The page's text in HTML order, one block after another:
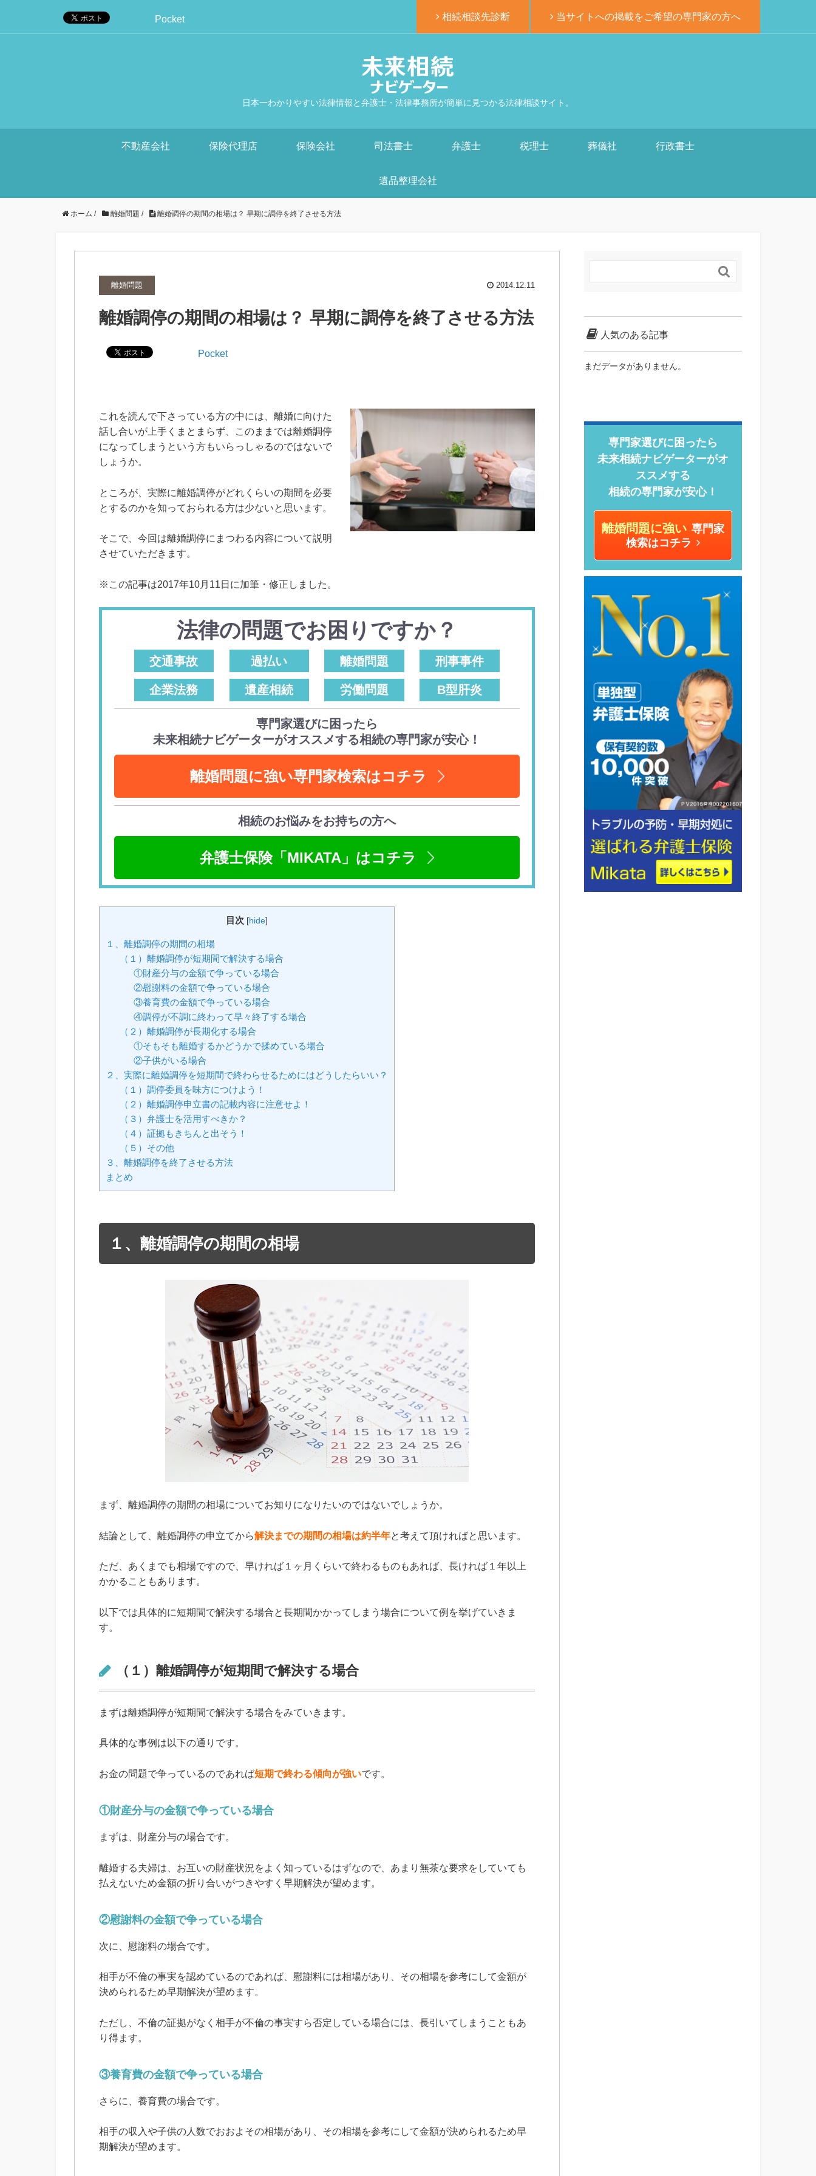
相続相談先診断 当サイトへの掲載をご希望の専門家の方へ
Pocket
日本一わかりやすい法律情報と弁護士・法律事務所が簡単に見つかる法律相談サイト。
不動産会社 保険代理店 保険会社 司法書士 弁護士 税理士 葬儀社 行政書士
遺品整理会社
ホーム / 離婚問題 / 離婚調停の期間の相場は？ 早期に調停を終了させる方法
離婚問題 2014.12.11
離婚調停の期間の相場は？ 早期に調停を終了させる方法
Pocket
これを読んで下さっている方の中には、離婚に向けた
話し合いが上手くまとまらず、このままでは離婚調停
になってしまうという方もいらっしゃるのではないで
しょうか。
ところが、実際に離婚調停がどれくらいの期間を必要
とするのかを知っておられる方は少ないと思います。
そこで、今回は離婚調停にまつわる内容について説明
させていただきます。
※ この記事は2017年10月 11 日に加筆・修正しました。
法律の問題でお困りですか？
交通事故 過払い 離婚問題 刑事事件
企業法務 遺産相続 労働問題 B型肝炎
専門家選びに困ったら
未来相続ナビゲーターがオススメする相続の専門家が安心！
離婚問題に強い専門家検索はコチラ
相続のお悩みをお持ちの方へ
弁護士保険「MIKATA」はコチラ
目次 [hide]
１、離婚調停の期間の相場
（１）離婚調停が短期間で解決する場合
①財産分与の金額で争っている場合
②慰謝料の金額で争っている場合
③養育費の金額で争っている場合
④調停が不調に終わって早々終了する場合
（２）離婚調停が長期化する場合
①そもそも離婚するかどうかで揉めている場合
②子供がいる場合
２、実際に離婚調停を短期間で終わらせるためにはどうしたらいい？
（１）調停委員を味方につけよう！
（２）離婚調停申立書の記載内容に注意せよ！
（３）弁護士を活用すべきか？
（４）証拠もきちんと出そう！
（５）その他
３、離婚調停を終了させる方法
まとめ
１、離婚調停の期間の相場
まず、離婚調停の期間の相場についてお知りになりたいのではないでしょうか。
結論として、離婚調停の申立てから解決までの期間の相場は約半年と考えて頂ければと思います。
ただ、あくまでも相場ですので、早ければ１ヶ月くらいで終わるものもあれば、長ければ１年以上
かかることもあります。
以下では具体的に短期間で解決する場合と長期間かかってしまう場合について例を挙げていきま
す。
（１）離婚調停が短期間で解決する場合
まずは離婚調停が短期間で解決する場合をみていきます。
具体的な事例は以下の通りです。
お金の問題で争っているのであれば短期で終わる傾向が強いです。
①財産分与の金額で争っている場合
まずは、財産分与の場合です。
離婚する夫婦は、お互いの財産状況をよく知っているはずなので、あまり無茶な要求をしていても
払えないため金額の折り合いがつきやすく早期解決が望めます。
②慰謝料の金額で争っている場合
次に、慰謝料の場合です。
相手が不倫の事実を認めているのであれば、慰謝料には相場があり、その相場を参考にして金額が
決められるため早期解決が望めます。
ただし、不倫の証拠がなく相手が不倫の事実すら否定している場合には、長引いてしまうこともあ
り得ます。
③養育費の金額で争っている場合
さらに、養育費の場合です。
相手の収入や子供の人数でおおよその相場があり、その相場を参考にして金額が決められるため早
期解決が望めます。

人気のある記事
まだデータがありません。
専門家選びに困ったら
未来相続ナビゲーターがオ
ススメする
相続の専門家が安心！
離婚問題に強い 専門家
検索はコチラ